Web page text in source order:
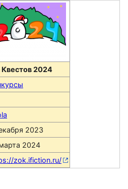
2024
2023
2024
zok.ifiction.ru/